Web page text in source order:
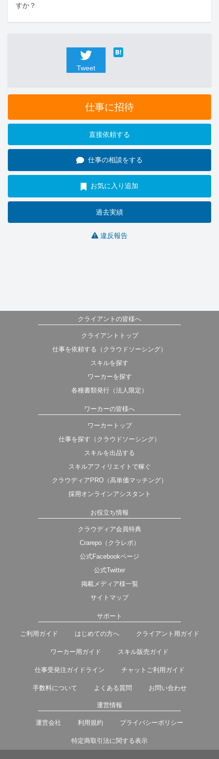
すか？
Tweet
仕事に招待
直接依頼する
仕事の相談をする
お気に入り追加
過去実績
違反報告
クライアントの皆様へ
クライアントトップ
仕事を依頼する（クラウドソーシング）
スキルを探す
ワーカーを探す
各種書類発行（法人限定）
ワーカーの皆様へ
ワーカートップ
仕事を探す（クラウドソーシング）
スキルを出品する
スキルアフィリエイトで稼ぐ
クラウディアPRO（高単価マッチング）
採用オンラインアシスタント
お役立ち情報
クラウディア会員特典
Crarepo（クラレポ）
公式Facebookページ
公式Twitter
掲載メディア様一覧
サイトマップ
サポート
ご利用ガイド はじめての方へ クライアント用ガイド
ワーカー用ガイド スキル販売ガイド
仕事受発注ガイドライン チャットご利用ガイド
手数料について よくある質問 お問い合わせ
運営情報
運営会社 利用規約 プライバシーポリシー
特定商取引法に関する表示